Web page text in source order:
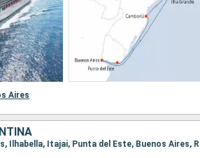
Aires
Ilhabella, Itajai, Punta del Este, Buenos Aires,